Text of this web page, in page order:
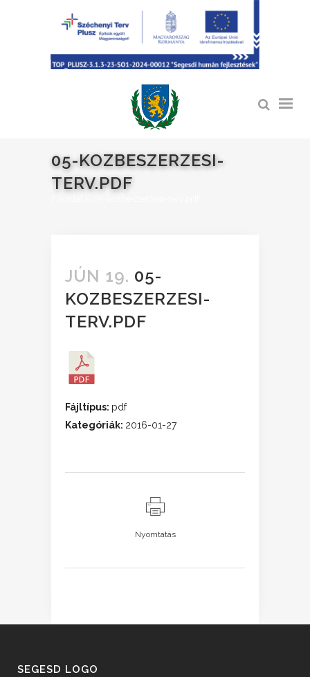
05-KOZBESZERZESI-
TERV.PDF
JÚN 19. 05-
KOZBESZERZESI-
TERV.PDF
Fájltípus: pdf
Kategóriák: 2016-01-27
Nyomtatás
SEGESD LOGO